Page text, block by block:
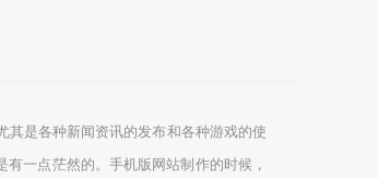
是各种新闻资讯的发布和各种游戏的使
一点茫然的。手机版网站制作的时候，